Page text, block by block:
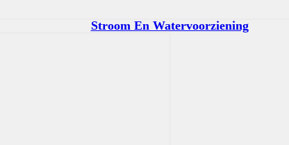
Stroom En Watervoorziening